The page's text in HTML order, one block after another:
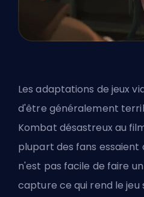
Les adaptations de jeux
d'être généralement
Kombat désastreux au
plupart des fans essaient
n'est pas facile de faire
capture ce qui rend le jeu